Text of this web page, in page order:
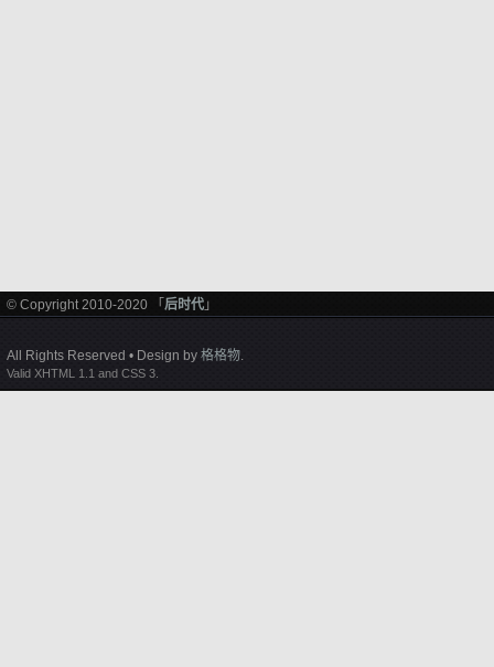
© Copyright 2010-2020 「 后时代 」
All Rights Reserved • Design by 格格物.
Valid XHTML 1.1 and CSS 3.